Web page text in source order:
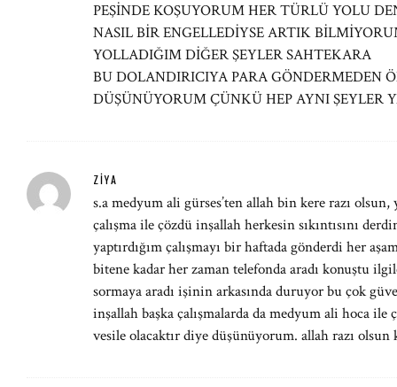
PEŞİNDE KOŞUYORUM HER TÜRLÜ YOLU
NASIL BİR ENGELLEDİYSE ARTIK
YOLLADIĞIM DİĞER ŞEYLER SAHTEKARA
BU DOLANDIRICIYA PARA GÖNDERMEDEN
DÜŞÜNÜYORUM ÇÜNKÜ HEP AYNI ŞEYLER
ZIYA
s.a medyum ali gürses’ten allah bin kere razı olsun,
çalışma ile çözdü inşallah herkesin sıkıntısını
yaptırdığım çalışmayı bir haftada gönderdi her
bitene kadar her zaman telefonda aradı konuştu
sormaya aradı işinin arkasında duruyor bu çok
inşallah başka çalışmalarda da medyum ali hoca ile
vesile olacaktır diye düşünüyorum. allah razı olsun